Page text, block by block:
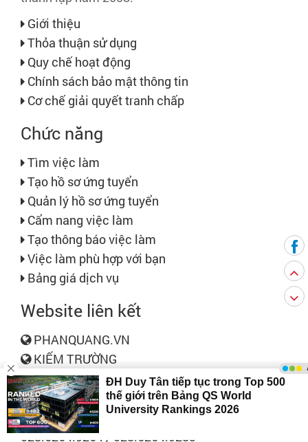
Giới thiệu
Thỏa thuận sử dụng
Quy chế hoạt động
Chính sách bảo mật thông tin
Cơ chế giải quyết tranh chấp
Chức năng
Tìm việc làm
Tạo hồ sơ ứng tuyển
Quản lý hồ sơ ứng tuyển
Cẩm nang việc làm
Tạo thông báo việc làm
Việc làm phù hợp với bạn
Bảng giá dịch vụ
Website liên kết
PHANQUANG.VN
KIẾM TRƯỜNG
Liên hệ
Phone:
028.6264.9264 / 028.6264.9283